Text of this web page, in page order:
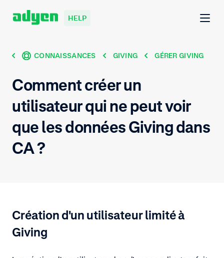
HELP
CONNAISSANCES GIVING GÉRER GIVING
Comment créer un
utilisateur qui ne peut voir
que les données Giving dans
CA ?
Création d'un utilisateur limité à
Giving